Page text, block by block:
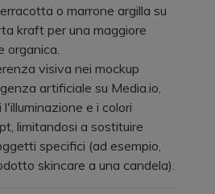
o marrone argilla su
kraft per una maggiore
organica.
visiva nei mockup
artificiale su Media.io,
e i colori
limitandosi a sostituire
specifici (ad esempio,
skincare a una candela).